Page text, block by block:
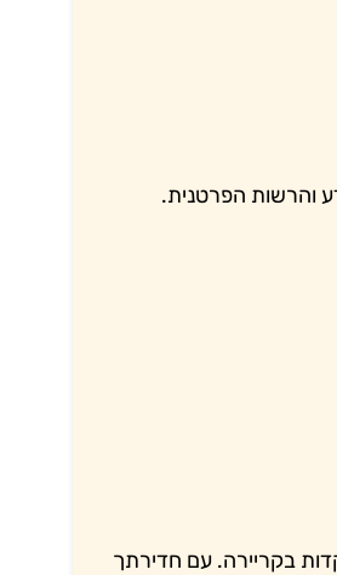
והרשות הפרטנית.
בקריירה. עם חדירתך